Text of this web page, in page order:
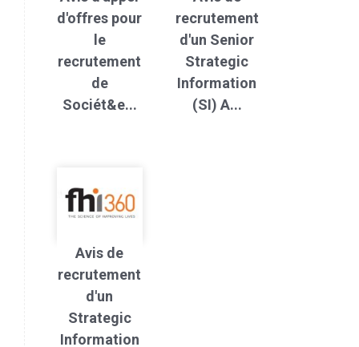
d'offres pour
le
recrutement
de
Sociét&e...
recrutement
d'un Senior
Strategic
Information
(SI) A...
Avis de
recrutement
d'un
Strategic
Information